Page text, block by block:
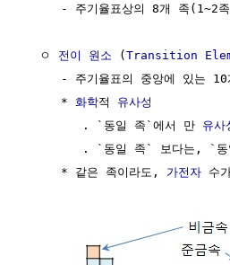
- 주기율표상의 8개 족(1~2
  ㅇ
전이 원소 (Transition
- 주기율표의 중앙에 있는
     *
화학적 유사성
        . `동일 족`에서 만
유사
. `동일 족` 보다는, `동
     * 같은 족이라도,
가전자 수